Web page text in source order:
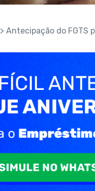
> Antecipação do FGTS